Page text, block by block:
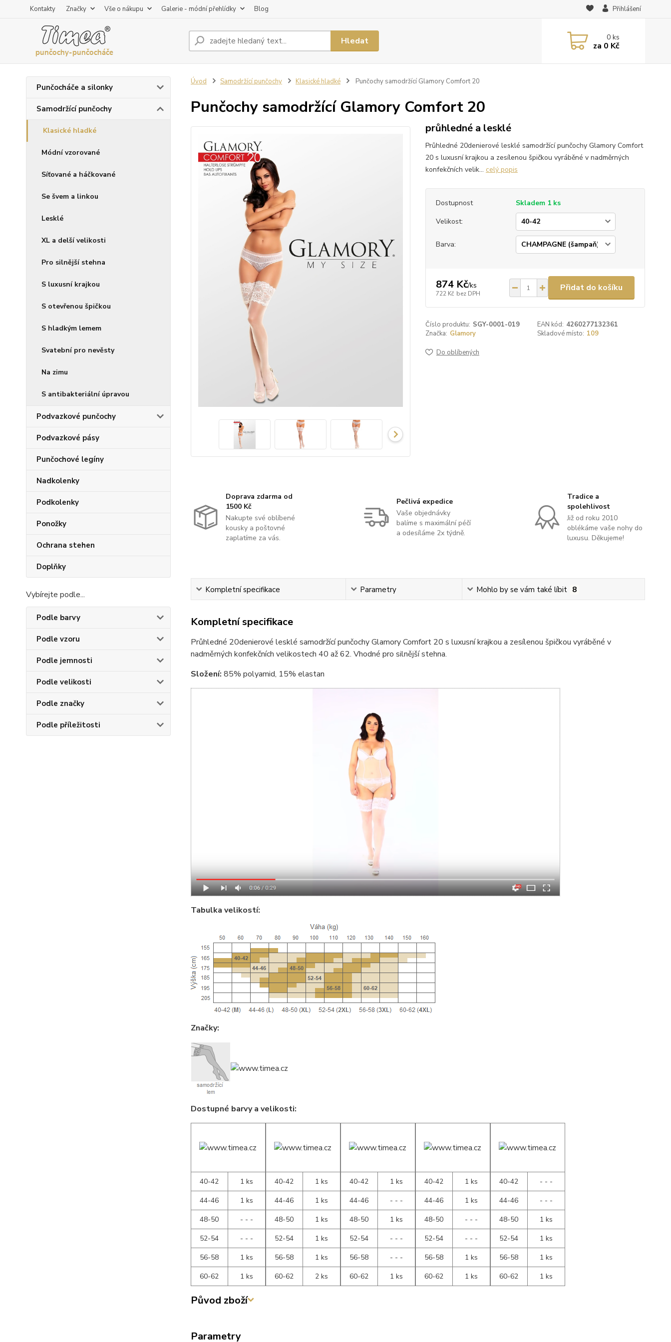
Kontakty Značky Vše o nákupu Galerie - módní přehlídky Blog Přihlášení
Hledat 0ks
za 0 Kč
Punčocháče a silonky
Samodržící punčochy
Klasické hladké
Módní vzorované
Síťované a háčkované
Se švem a linkou
Lesklé
XL a delší velikosti
Pro silnější stehna
S luxusní krajkou
S otevřenou špičkou
S hladkým lemem
Svatební pro nevěsty
Na zimu
S antibakteriální úpravou
Podvazkové punčochy
Podvazkové pásy
Punčochové legíny
Nadkolenky
Podkolenky
Ponožky
Ochrana stehen
Doplňky
Vybírejte podle...
Podle barvy
Podle vzoru
Podle jemnosti
Podle velikosti
Podle značky
Podle příležitosti
Úvod Samodržící punčochy Klasické hladké Punčochy samodržící Glamory Comfort 20
Punčochy samodržící Glamory Comfort 20
průhledné a lesklé
Průhledné 20denierové lesklé samodržící punčochy Glamory Comfort
20 s luxusní krajkou a zesílenou špičkou vyráběné v nadměrných
konfekčních velik... celý popis
Dostupnost
Skladem 1 ks
Velikost:
Barva:
874 Kč/ks
722 Kč bez DPH
Přidat do košíku
Číslo produktu: SGY-0001-019 EAN kód: 4260277132361
Značka: Glamory Skladové místo: 109
Do oblíbených
Doprava zdarma od
1500 Kč
Nakupte své oblíbené
kousky a poštovné
zaplatíme za vás.
Pečlivá expedice
Vaše objednávky
balíme s maximální péčí
a odesíláme 2x týdně.
Tradice a
spolehlivost
Již od roku 2010
oblékáme vaše nohy do
luxusu. Děkujeme!
Kompletní specifikace Parametry Mohlo by se vám také líbit 8
Kompletní specifikace
Průhledné 20denierové lesklé samodržící punčochy Glamory Comfort 20 s luxusní krajkou a zesílenou špičkou vyráběné v
nadměrných konfekčních velikostech 40 až 62. Vhodné pro silnější stehna.
Složení: 85% polyamid, 15% elastan
Tabulka velikostí:
Značky:
Dostupné barvy a velikosti:
40-42
1 ks
44-46
1 ks
48-50
- - -
52-54
- - -
56-58
1 ks
60-62
1 ks
40-42
1 ks
44-46
1 ks
48-50
1 ks
52-54
1 ks
56-58
1 ks
60-62
2 ks
40-42
1 ks
44-46
- - -
48-50
1 ks
52-54
- - -
56-58
- - -
60-62
1 ks
40-42
1 ks
44-46
1 ks
48-50
- - -
52-54
- - -
56-58
1 ks
60-62
1 ks
40-42
- - -
44-46
- - -
48-50
1 ks
52-54
1 ks
56-58
1 ks
60-62
1 ks
Původ zboží
Parametry